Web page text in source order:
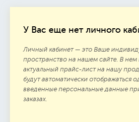
У Вас еще нет личного
Личный кабинет — это Ваше
пространство на нашем сайте. В нем
актуальный прайс-лист на нашу
будут автоматически отображаться
введенные персональные данные
заказах.